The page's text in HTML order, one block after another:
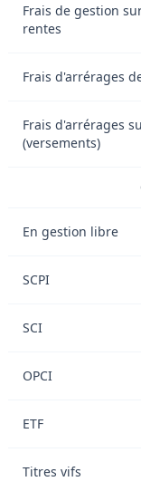
Frais de gestion
rentes
Frais d'arrérages
Frais d'arrérages
(versements)
En gestion libre
SCPI
SCI
OPCI
ETF
Titres vifs